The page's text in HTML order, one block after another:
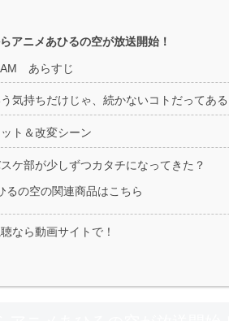
アニメあひるの空が放送開始！
あらすじ
気持ちだけじゃ、続かないコトだってある
ト＆改変シーン
ケ部が少しずつカタチになってきた？
るの空の関連商品はこちら
なら動画サイトで！